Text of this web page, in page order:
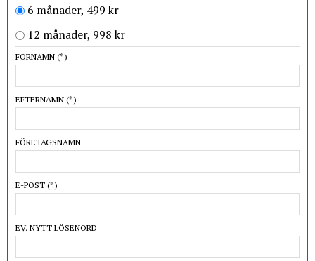
6 månader, 499 kr
12 månader, 998 kr
FÖRNAMN (*)
EFTERNAMN (*)
FÖRETAGSNAMN
E-POST (*)
EV. NYTT LÖSENORD